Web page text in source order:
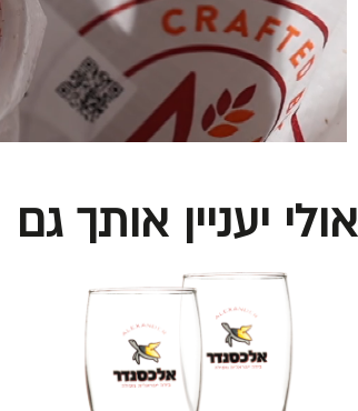
אולי יעניין אותך גם